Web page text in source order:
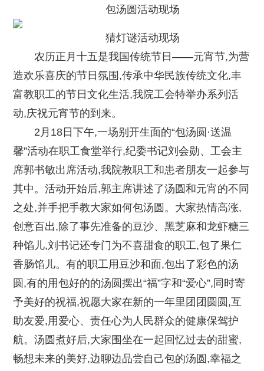
包汤圆活动现场
猜灯谜活动现场
农历正月十五是我国传统节日——元宵节,为营
造欢乐喜庆的节日氛围,传承中华民族传统文化,丰
富教职工的节日文化生活,我院工会特举办系列活
动,庆祝元宵节的到来。
2月18日下午,一场别开生面的“包汤圆·送温
馨”活动在职工食堂举行,纪委书记刘会勋、工会主
席郭书敏出席活动,我院教职工和患者朋友一起参与
其中。活动开始后,郭主席讲述了汤圆和元宵的不同
之处,并手把手教大家如何包汤圆。大家热情高涨,
创意百出,除了事先准备的豆沙、黑芝麻和龙虾糖三
种馅儿,刘书记还专门为不喜甜食的职工,包了果仁
香肠馅儿。有的职工用豆沙和面,包出了彩色的汤
圆,有的用包好的的汤圆摆出“福”字和“爱心”,同时寄
予美好的祝福,祝愿大家在新的一年里团团圆圆,互
助友爱,用爱心、责任心为人民群众的健康保驾护
航。汤圆煮好后,大家围坐在一起回忆过去的甜蜜,
畅想未来的美好,边聊边品尝自己包的汤圆,幸福之